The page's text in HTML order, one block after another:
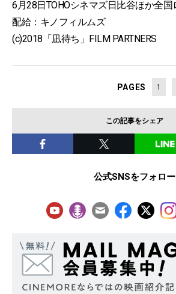
6月28日TOHOシネマズ日比谷ほか全国
配給：キノフィルムズ
(c)2018「凪待ち」FILM PARTNERS
PAGES 1
この記事をシェア
公式SNSをフォロー